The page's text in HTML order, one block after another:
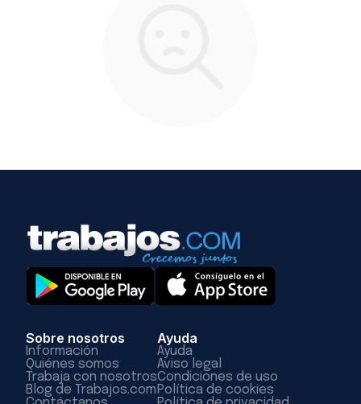
Sobre nosotros
Información
Quiénes somos
Trabaja con nosotros
Blog de Trabajos.com
Ayuda
Ayuda
Aviso legal
Condiciones de uso
Política de cookies